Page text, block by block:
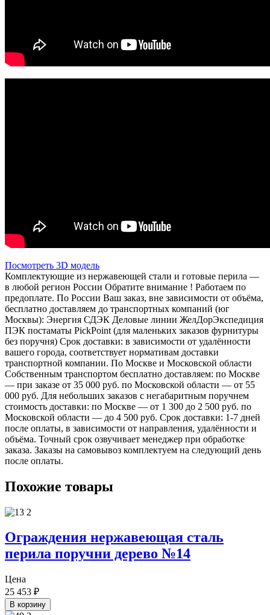
Посмотреть 3D модель
Комплектующие из нержавеющей стали и готовые перила —
в любой регион России Обратите внимание ! Работаем по
предоплате. По России Ваш заказ, вне зависимости от объёма,
бесплатно доставляем до транспортных компаний (юг
Москвы): Энергия СДЭК Деловые линии ЖелДорЭкспедиция
ПЭК постаматы PickPoint (для маленьких заказов фурнитуры
без поручня) Срок доставки: в зависимости от удалённости
вашего города, соответствует нормативам доставки
транспортной компании. По Москве и Московской области
Собственным транспортом бесплатно доставляем: по Москве
— при заказе от 35 000 руб. по Московской области — от 55
000 руб. Для небольших заказов с негабаритным поручнем
стоимость доставки: по Москве — от 1 300 до 2 500 руб. по
Московской области — до 4 500 руб. Срок доставки: 1-7 дней
после оплаты, в зависимости от направления, удалённости и
объёма. Точный срок озвучивает менеджер при обработке
заказа. Заказы на самовывоз комплектуем на следующий день
после оплаты.
Похожие товары
Ограждения нержавеющая сталь
перила поручни дерево №14
Цена
25 453 ₽
В корзину